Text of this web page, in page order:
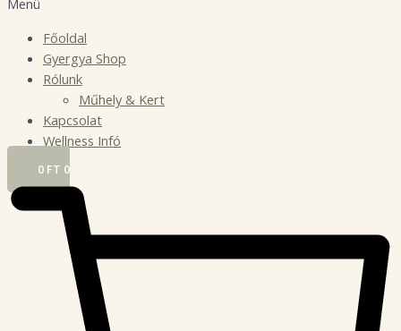
Menü
Főoldal
Gyergya Shop
Rólunk
Műhely & Kert
Kapcsolat
Wellness Infó
0 FT 0